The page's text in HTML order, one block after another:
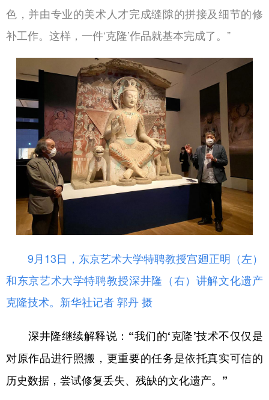
色，并由专业的美术人才完成缝隙的拼接及细节的修
补工作。这样，一件‘克隆’作品就基本完成了。”
9月13日，东京艺术大学特聘教授宫廻正明（左）
和东京艺术大学特聘教授深井隆（右）讲解文化遗产
克隆技术。新华社记者 郭丹 摄
深井隆继续解释说： “我们的‘克隆’技术不仅仅是
对原作品进行照搬，更重要的任务是依托真实可信的
历史数据，尝试修复丢失、残缺的文化遗产。”